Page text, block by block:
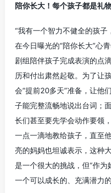
陪你长大！每个孩子都是礼
“我有一个智力不健全的孩
在今日曝光的“陪你长大”心
剧组陪伴孩子完成表演的点
历和付出肃然起敬。为了让
会“提前20多天”准备，让他
子能完整流畅地说出台词；
长们甚至要先学会动作要领
一点一滴地教给孩子，直至
亮的妈妈也坦诚表示，这种
是一个很大的挑战，但“作
一个可以成长的、充满潜力的